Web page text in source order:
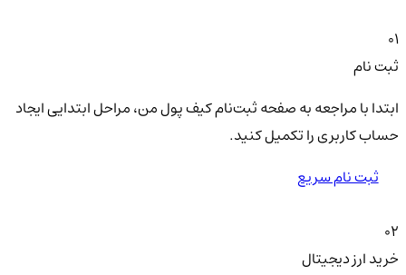
01
ثبت نام
ابتدا با مراجعه به صفحه ثبت‌نام کیف‌ پول من، مراحل ابتدایی ایجاد
حساب کاربری را تکمیل کنید.
ثبت نام سریع
02
خرید ارز دیجیتال